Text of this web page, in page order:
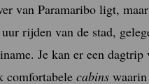
van Paramaribo ligt,
rijden van de stad,
Je kan er een
comfortabele cabins